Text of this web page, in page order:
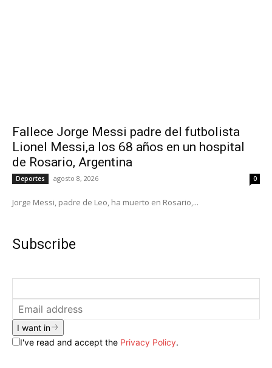
Fallece Jorge Messi padre del futbolista
Lionel Messi,a los 68 años en un hospital
de Rosario, Argentina
Deportes agosto 8, 2026 0
Jorge Messi, padre de Leo, ha muerto en Rosario,...
Subscribe
I want in
I've read and accept the Privacy Policy.